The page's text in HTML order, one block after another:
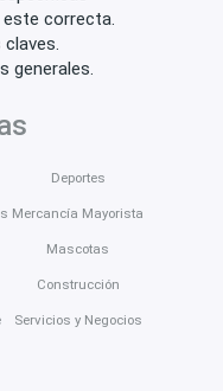
correcta.
generales.
Deportes
Mercancía Mayorista
Mascotas
Construcción
Servicios y Negocios